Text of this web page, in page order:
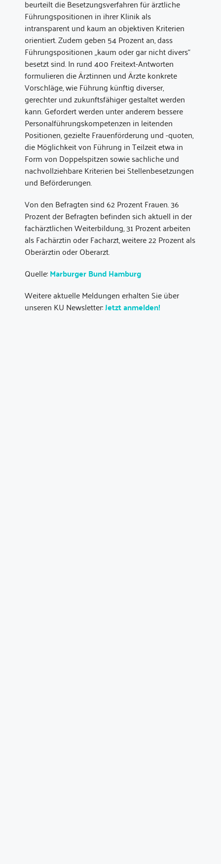
beurteilt die Besetzungsverfahren für ärztliche
Führungspositionen in ihrer Klinik als
intransparent und kaum an objektiven Kriterien
orientiert. Zudem geben 54 Prozent an, dass
Führungspositionen „kaum oder gar nicht divers“
besetzt sind. In rund 400 Freitext-Antworten
formulieren die Ärztinnen und Ärzte konkrete
Vorschläge, wie Führung künftig diverser,
gerechter und zukunftsfähiger gestaltet werden
kann. Gefordert werden unter anderem bessere
Personalführungskompetenzen in leitenden
Positionen, gezielte Frauenförderung und -quoten,
die Möglichkeit von Führung in Teilzeit etwa in
Form von Doppelspitzen sowie sachliche und
nachvollziehbare Kriterien bei Stellenbesetzungen
und Beförderungen.
Von den Befragten sind 62 Prozent Frauen. 36
Prozent der Befragten befinden sich aktuell in der
fachärztlichen Weiterbildung, 31 Prozent arbeiten
als Fachärztin oder Facharzt, weitere 22 Prozent als
Oberärztin oder Oberarzt.
Quelle:Marburger Bund Hamburg
Weitere aktuelle Meldungen erhalten Sie über
unseren KU Newsletter:Jetzt anmelden!